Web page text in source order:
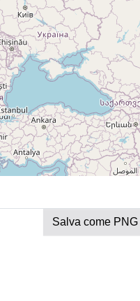
Salva come PNG